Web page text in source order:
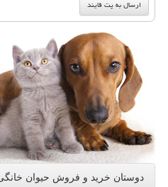
دوستان خرید و فروش حیوان